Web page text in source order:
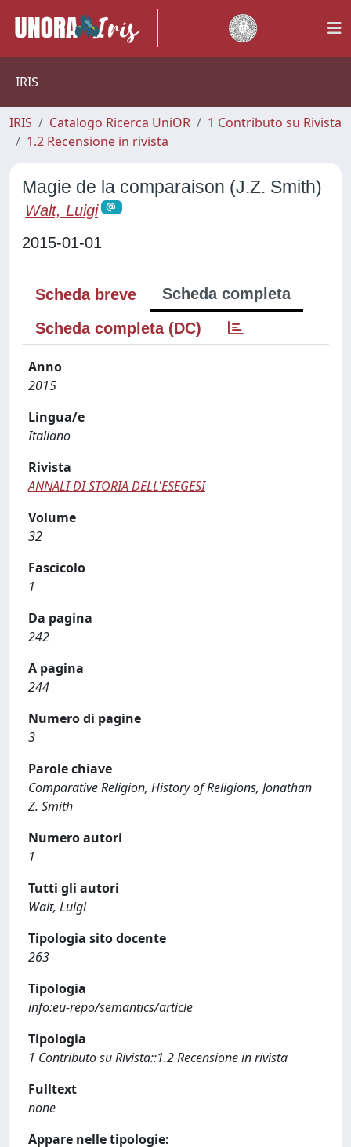
IRIS
IRIS Catalogo Ricerca UniOR
1 Contributo su Rivista
1.2 Recensione in rivista
Magie de la comparaison (J.Z. Smith)
Walt, Luigi
2015-01-01
Scheda breve
Scheda completa
Scheda completa (DC)
Anno
2015
Lingua/e
Italiano
Rivista
ANNALI DI STORIA DELL'ESEGESI
Volume
32
Fascicolo
1
Da pagina
242
A pagina
244
Numero di pagine
3
Parole chiave
Comparative Religion, History of Religions, Jonathan
Z. Smith
Numero autori
1
Tutti gli autori
Walt, Luigi
Tipologia sito docente
263
Tipologia
info:eu-repo/semantics/article
Tipologia
1 Contributo su Rivista::1.2 Recensione in rivista
Fulltext
none
Appare nelle tipologie: